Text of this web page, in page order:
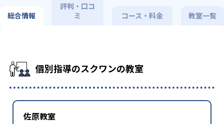
総合情報
評判・口コ
ミ
コース・料金 教室一覧
個別指導のスクワンの教室
佐原教室